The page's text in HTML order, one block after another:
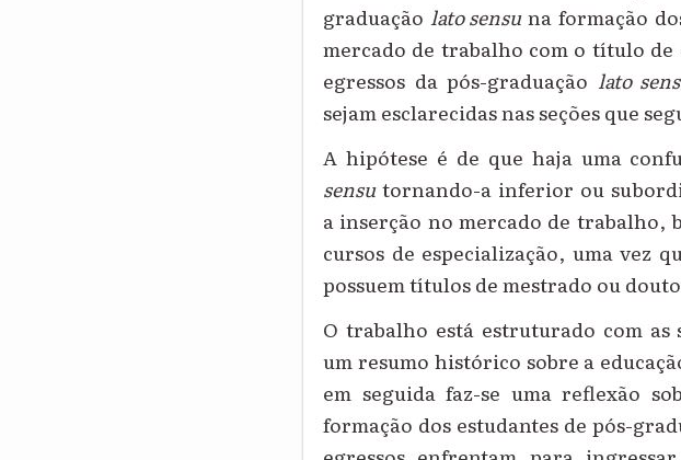
graduação lato sensuna formação
mercado de trabalho com o título de
egressos da pós-graduação lato
sejam esclarecidas nasseçõesque
A hipótese é de que haja uma
sensu tornando-a inferior ou
a inserção no mercado de trabalho,
cursos de especialização, uma vez
possuemtítulos demestrado ou
O trabalho está estruturado com as
um resumo histórico sobre a
em seguida faz-se uma reflexão
formação dos estudantesde pós-